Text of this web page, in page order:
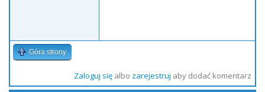
Góra strony
Zaloguj sięalbo zarejestruj aby dodać komentarz